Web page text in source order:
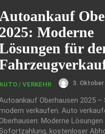
2025: Moderne
für
/ VERKEHR 3. Oktober
Oberhausen 2025 –
verkaufen. Auto
Moderne
Sofortzahlung, kostenloser